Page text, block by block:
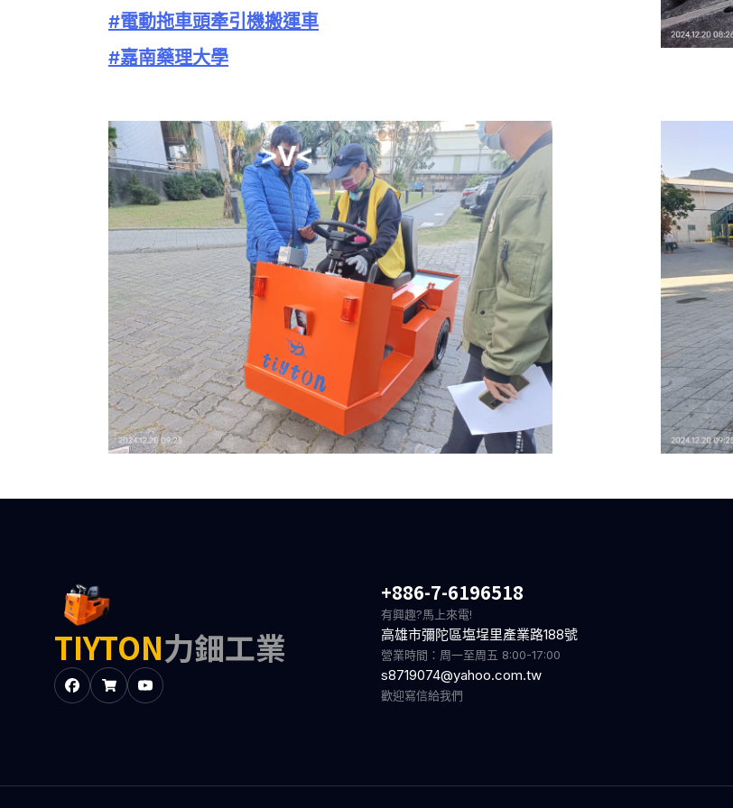
#電動拖車頭牽引機搬運車
#嘉南藥理大學
TIYTON力鈿工業
+886-7-6196518
有興趣?馬上來電!
高雄市彌陀區塩埕里產業路188號
營業時間：周一至周五 8:00-17:00
s8719074@yahoo.com.tw
歡迎寫信給我們